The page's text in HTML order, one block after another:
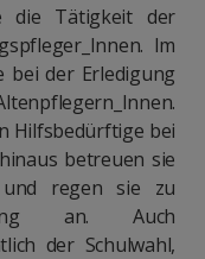
die Tätigkeit der
Im
bei der Erledigung
Hilfsbedürftige bei
betreuen sie
und regen sie zu
an. Auch
der Schulwahl,